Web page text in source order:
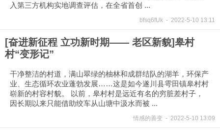
入第三方机构实地调查评估，在全省首创 ...
bfsq6fUk - 2022-5-10 13:11
[奋进新征程 立功新时期—— 老区新貌]皋村
村“变形记”
干净整洁的村道，满山翠绿的柚林和成群结队的湖羊，环保产
业、生态循环农业蓬勃发展……这是如今遂川县雩田镇皋村村
崭新的村容村貌。 以前，皋村村是远近有名的穷脏差村子，
因长期以来只能借助绞车从山塘中汲水而被 ...
情感的善变 - 2022-5-10 13:09